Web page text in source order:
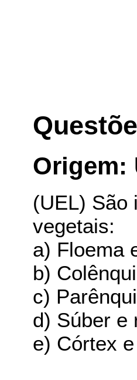
Origem:
(UEL) São
vegetais:
a) Floema
b)
c)
d) Súber e
e) Córtex